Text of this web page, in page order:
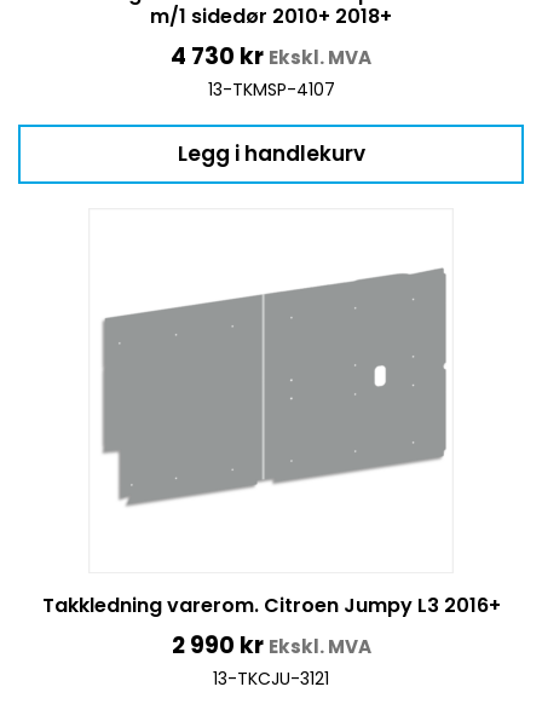
m/1 sidedør 2010+ 2018+
4 730 kr Ekskl. MVA
13-TKMSP-4107
Legg i handlekurv
Takkledning varerom. Citroen Jumpy L3 2016+
2 990 kr Ekskl. MVA
13-TKCJU-3121